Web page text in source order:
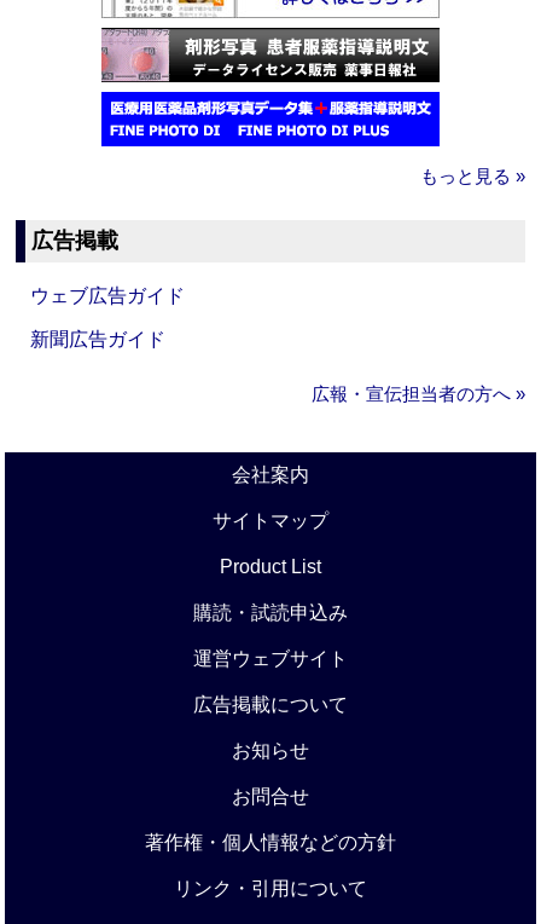
もっと見る »
広告掲載
ウェブ広告ガイド
新聞広告ガイド
広報・宣伝担当者の方へ »
会社案内
サイトマップ
Product List
購読・試読申込み
運営ウェブサイト
広告掲載について
お知らせ
お問合せ
著作権・個人情報などの方針
リンク・引用について